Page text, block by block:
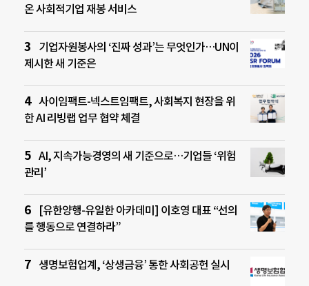
온 사회적기업 재봉 서비스
기업자원봉사의 ‘진짜 성과’는 무엇인가…UN이
제시한 새 기준은
사이임팩트-넥스트임팩트, 사회복지 현장을 위
한 AI 리빙랩 업무 협약 체결
AI, 지속가능경영의 새 기준으로…기업들 ‘위험
관리’
[유한양행-유일한 아카데미] 이호영 대표 “선의
를 행동으로 연결하라”
생명보험업계, ‘상생금융’ 통한 사회공헌 실시